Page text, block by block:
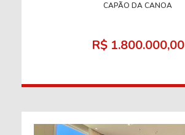
CAPÃO DA CANOA
R$ 1.800.000,00